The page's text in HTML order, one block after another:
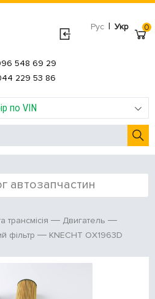
Рус | Укр
по VIN
548 69 29
229 53 86
0
автозапчастин
трансмісія
Двигатель
фільтр KNECHT OX1963D